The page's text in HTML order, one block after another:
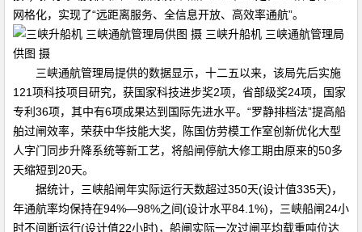
网格化，实现了“远距离服务、全信息开放、高效率通航”。
三峡升船机 三峡通航管理局
供图 摄
三峡通航管理局提供的数据显示，十二五以来，该局先后实施
121项科技项目研究，获国家科技进步奖2项，省部级奖24项，国家
专利36项，其中有6项成果达到国际先进水平。“罗静排档法”提高船
舶过闸效率，荣获中华技能大奖，陈国仿劳模工作室创新优化大型
人字门同步升降系统等新工艺，将船闸停航大修工期由原来的50多
天缩短到20天。
据统计，三峡船闸年实际运行天数超过350天(设计值335天)，
年通航率均保持在94%—98%之间(设计水平84.1%)，三峡船闸24小
时不间断运行(设计值22小时)，船闸实际一次过闸平均载重吨位达